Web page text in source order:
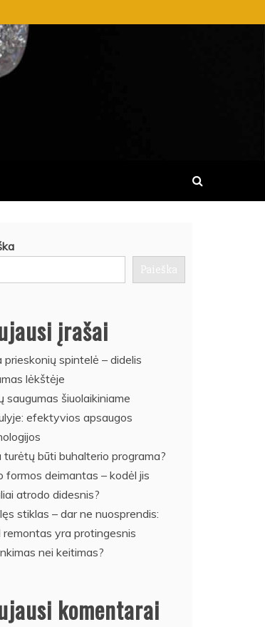
IR DALINTIS VISIŠKAI
Paieška
įrašai
prieskonių spintelė – didelis
lėkštėje
saugumas šiuolaikiniame
efektyvios apsaugos
turėtų būti buhalterio programa?
formos deimantas – kodėl jis
atrodo didesnis?
stiklas – dar ne nuosprendis:
remontas yra protingesnis
nei keitimas?
komentarai